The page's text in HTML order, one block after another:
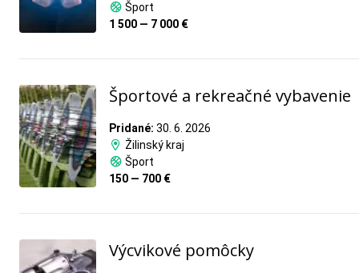
Šport
1 500 — 7 000 €
Športové a rekreačné vybavenie
Pridané: 30. 6. 2026
Žilinský kraj
Šport
150 — 700 €
Výcvikové pomôcky